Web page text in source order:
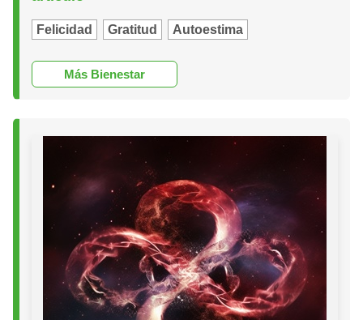
Felicidad Gratitud Autoestima
Más Bienestar